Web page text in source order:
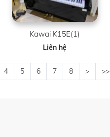
Kawai K15E(1)
Liên hệ
4 5 6 7 8 > >>